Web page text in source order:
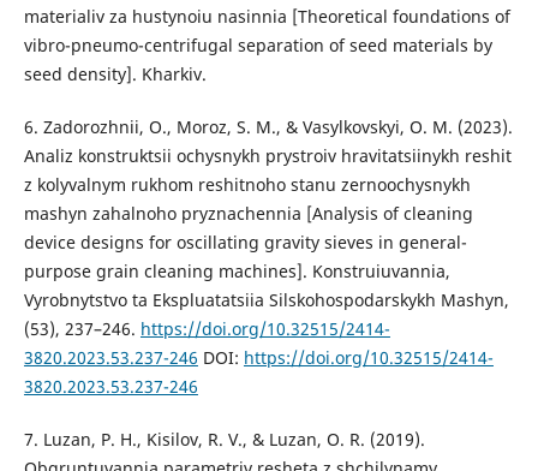
materialiv za hustynoiu nasinnia [Theoretical foundations of
vibro-pneumo-centrifugal separation of seed materials by
seed density]. Kharkiv.
6. Zadorozhnii, O., Moroz, S. M., & Vasylkovskyi, O. M. (2023).
Analiz konstruktsii ochysnykh prystroiv hravitatsiinykh reshit
z kolyvalnym rukhom reshitnoho stanu zernoochysnykh
mashyn zahalnoho pryznachennia [Analysis of cleaning
device designs for oscillating gravity sieves in general-
purpose grain cleaning machines]. Konstruiuvannia,
Vyrobnytstvo ta Ekspluatatsiia Silskohospodarskykh Mashyn,
(53), 237–246. https://doi.org/10.32515/2414-
3820.2023.53.237-246 DOI: https://doi.org/10.32515/2414-
3820.2023.53.237-246
7. Luzan, P. H., Kisilov, R. V., & Luzan, O. R. (2019).